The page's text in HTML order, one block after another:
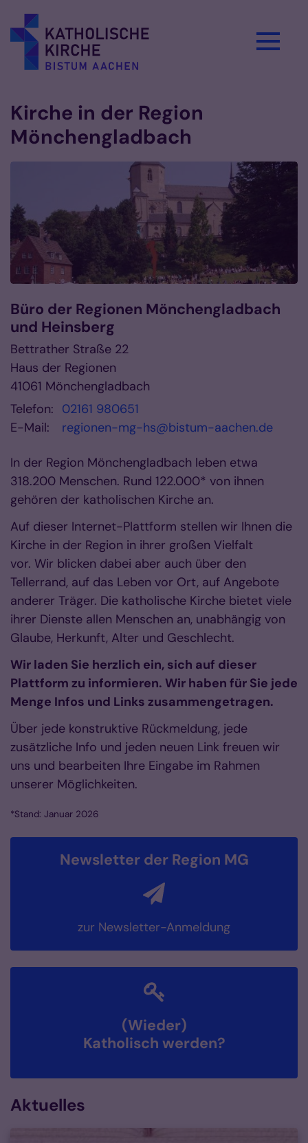
Kirche in der Region
Mönchengladbach
Büro der Regionen Mönchengladbach
und Heinsberg
Bettrather Straße 22
Haus der Regionen
41061 Mönchengladbach
Telefon: 02161 980651
E-Mail:
regionen-mg-hs@bistum-aachen.de
In der Region Mönchengladbach leben etwa
318.200 Menschen. Rund 122.000* von ihnen
gehören der katholischen Kirche an.
Auf dieser Internet-Plattform stellen wir Ihnen die
Kirche in der Region in ihrer großen Vielfalt
vor. Wir blicken dabei aber auch über den
Tellerrand, auf das Leben vor Ort, auf Angebote
anderer Träger. Die katholische Kirche bietet viele
ihrer Dienste allen Menschen an, unabhängig von
Glaube, Herkunft, Alter und Geschlecht.
Wir laden Sie herzlich ein, sich auf dieser
Plattform zu informieren. Wir haben für Sie jede
Menge Infos und Links zusammengetragen.
Über jede konstruktive Rückmeldung, jede
zusätzliche Info und jeden neuen Link freuen wir
uns und bearbeiten Ihre Eingabe im Rahmen
unserer Möglichkeiten.
*Stand: Januar 2026
Newsletter der Region MG
zur Newsletter-Anmeldung
(Wieder)
Katholisch werden?
Aktuelles